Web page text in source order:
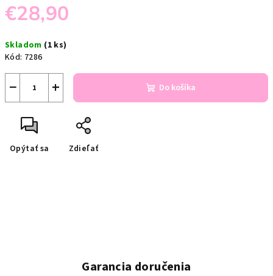
€28,90
cena:
Skladom (1 ks)
Kód: 7286
+
− Do košíka
Opýtať sa Zdieľať
Garancia doručenia